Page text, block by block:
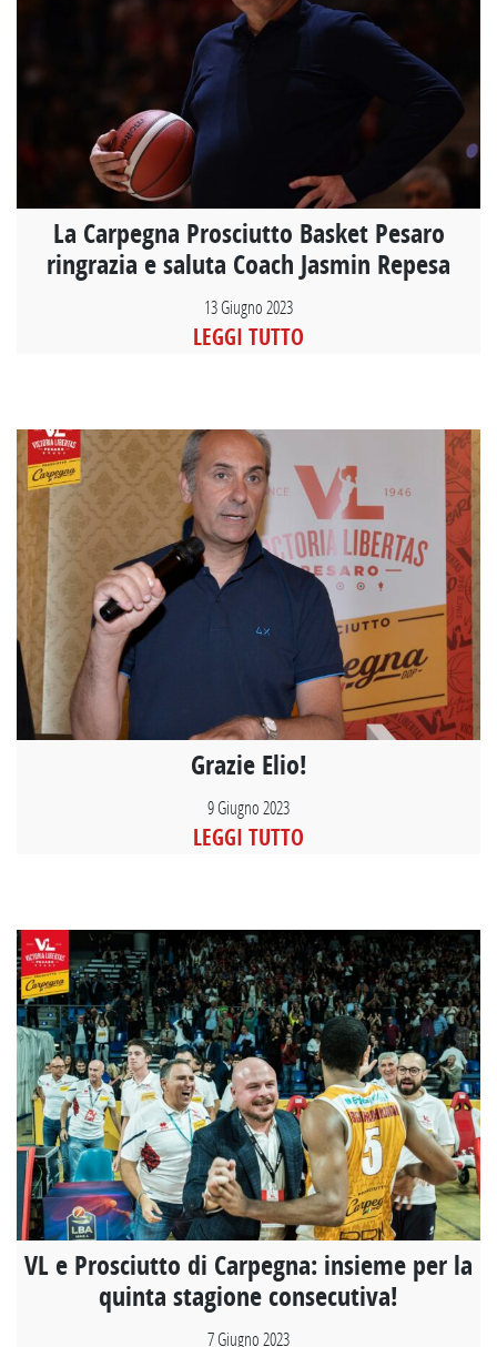
La Carpegna Prosciutto Basket Pesaro
ringrazia e saluta Coach Jasmin Repesa
13 Giugno 2023
LEGGI TUTTO
Grazie Elio!
9 Giugno 2023
LEGGI TUTTO
VL e Prosciutto di Carpegna: insieme per la
quinta stagione consecutiva!
7 Giugno 2023